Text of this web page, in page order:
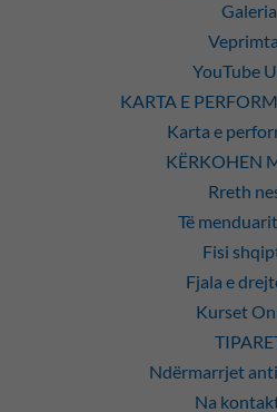
Galeria
YouTube
KARTA E
Karta e
KËRKOHEN
Rreth
Të
Fisi
Fjala e
Kurset
Ndërmarrjet
Na